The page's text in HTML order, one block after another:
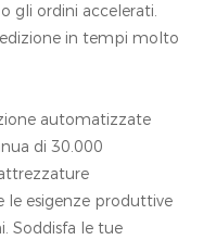
gli ordini accelerati.
in tempi molto
automatizzate
di 30.000
le esigenze produttive
Soddisfa le tue